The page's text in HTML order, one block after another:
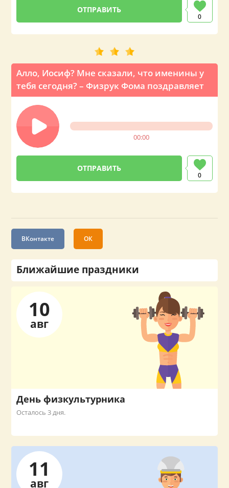
0
Алло, Иосиф? Мне сказали, что именины у
тебя сегодня? – Физрук Фома поздравляет
00:00
0
ВКонтакте ОК
Ближайшие праздники
10
авг
День физкультурника
Осталось 3 дня.
11
авг